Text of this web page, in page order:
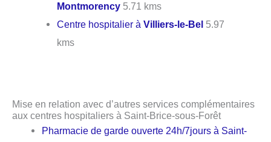
Montmorency 5.71 kms
Centre hospitalier àVilliers-le-Bel 5.97
kms
Mise en relation avec d’autres services complémentaires
aux centres hospitaliers à Saint-Brice-sous-Forêt
Pharmacie de garde ouverte 24h/7jours à Saint-